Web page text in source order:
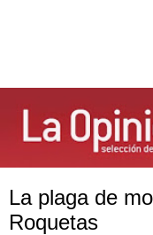
La plaga de
Roquetas